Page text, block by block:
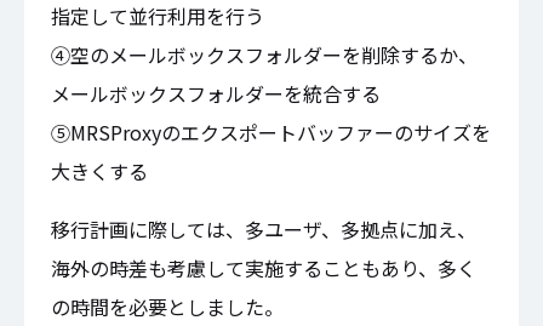
指定して並行利用を行う
④空のメールボックスフォルダーを削除するか、
メールボックスフォルダーを統合する
⑤MRSProxyのエクスポートバッファーのサイズを
大きくする
移行計画に際しては、多ユーザ、多拠点に加え、
海外の時差も考慮して実施することもあり、多く
の時間を必要としました。